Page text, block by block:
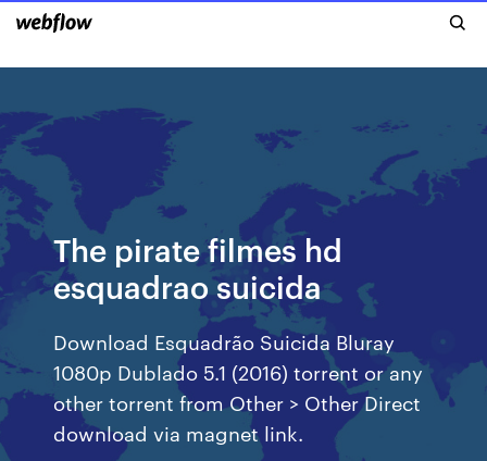
The pirate filmes hd
esquadrao suicida
Download Esquadrão Suicida Bluray
1080p Dublado 5.1 (2016) torrent or any
other torrent from Other > Other Direct
download via magnet link.